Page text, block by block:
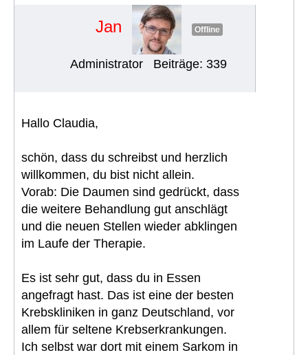
Jan Offline
Administrator Beiträge: 339
Hallo Claudia,
schön, dass du schreibst und herzlich
willkommen, du bist nicht allein.
Vorab: Die Daumen sind gedrückt, dass
die weitere Behandlung gut anschlägt
und die neuen Stellen wieder abklingen
im Laufe der Therapie.
Es ist sehr gut, dass du in Essen
angefragt hast. Das ist eine der besten
Krebskliniken in ganz Deutschland, vor
allem für seltene Krebserkrankungen.
Ich selbst war dort mit einem Sarkom in